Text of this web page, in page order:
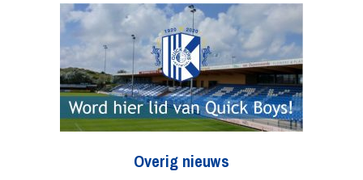
Overig nieuws